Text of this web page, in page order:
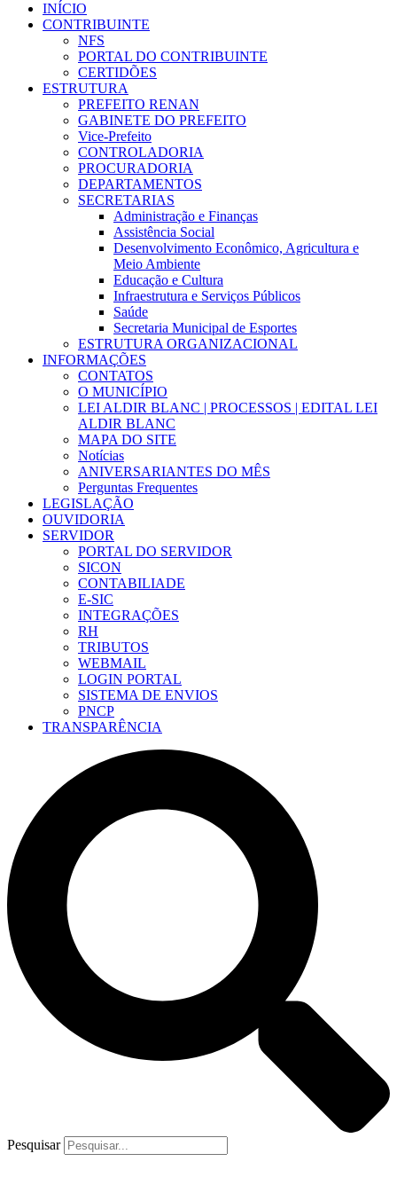
INÍCIO
CONTRIBUINTE
NFS
PORTAL DO CONTRIBUINTE
CERTIDÕES
ESTRUTURA
PREFEITO RENAN
GABINETE DO PREFEITO
Vice-Prefeito
CONTROLADORIA
PROCURADORIA
DEPARTAMENTOS
SECRETARIAS
Administração e Finanças
Assistência Social
Desenvolvimento Econômico, Agricultura e
Meio Ambiente
Educação e Cultura
Infraestrutura e Serviços Públicos
Saúde
Secretaria Municipal de Esportes
ESTRUTURA ORGANIZACIONAL
INFORMAÇÕES
CONTATOS
O MUNICÍPIO
LEI ALDIR BLANC | PROCESSOS | EDITAL LEI
ALDIR BLANC
MAPA DO SITE
Notícias
ANIVERSARIANTES DO MÊS
Perguntas Frequentes
LEGISLAÇÃO
OUVIDORIA
SERVIDOR
PORTAL DO SERVIDOR
SICON
CONTABILIADE
E-SIC
INTEGRAÇÕES
RH
TRIBUTOS
WEBMAIL
LOGIN PORTAL
SISTEMA DE ENVIOS
PNCP
TRANSPARÊNCIA
Pesquisar